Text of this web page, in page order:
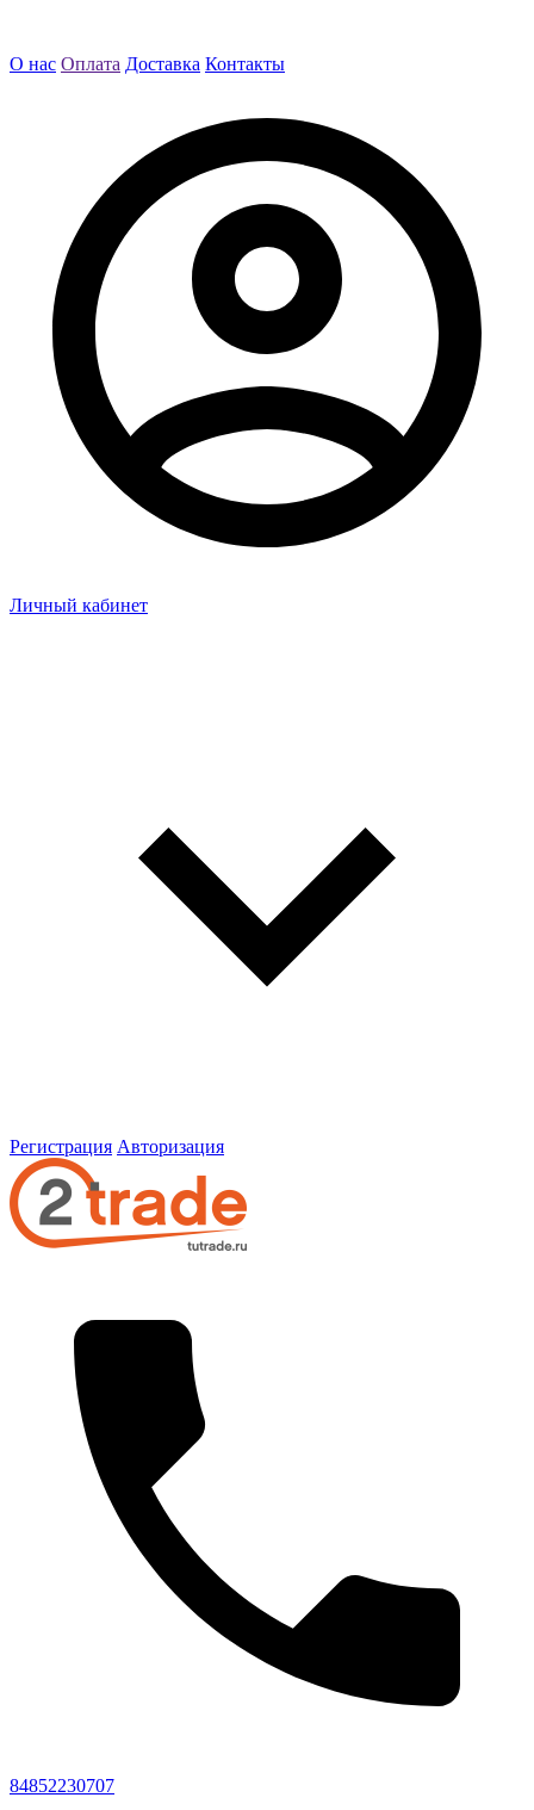
О нас Оплата Доставка Контакты
Личный кабинет
Регистрация Авторизация
84852230707